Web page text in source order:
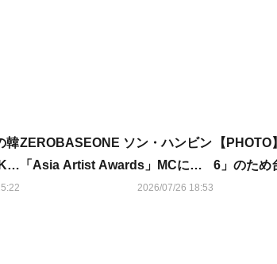
韓
月
ZEROBASEONE ソン・ハンビン
「Asia Artist Awards」MCに抜
擢！「ACON 2026」が盛況裏に
2026/07/26 18:53
【
6」のため